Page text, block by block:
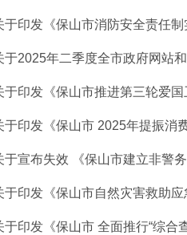
印发《保山市消防安全责任
2025年二季度全市政府网站
印发《保山市推进第三轮爱国
印发《保山市 2025年提振消
宣布失效 《保山市建立非警
印发《保山市自然灾害救助
印发《保山市 全面推行“综合